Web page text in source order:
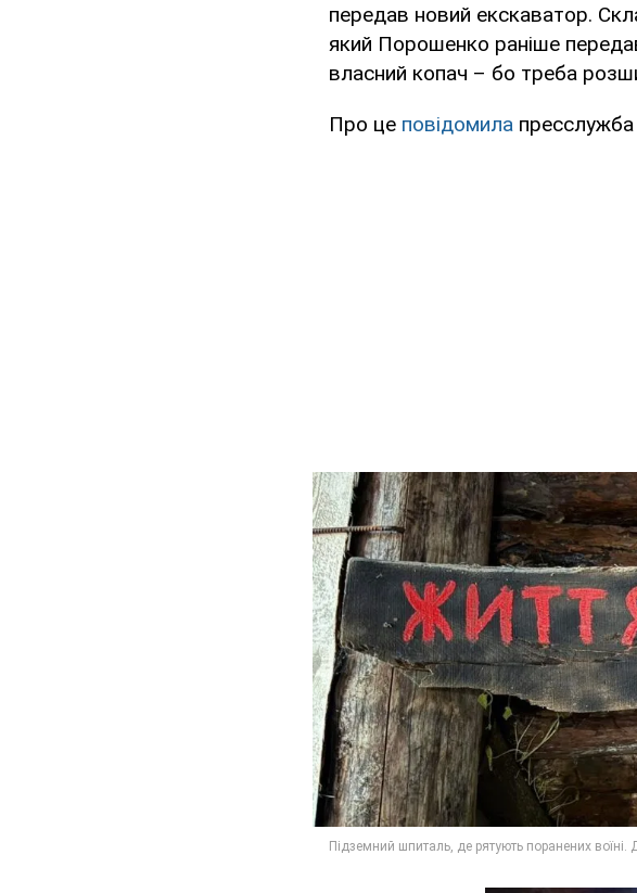
передав новий екскаватор.
який Порошенко раніше
власний копач – бо треба
Про це повідомила пресслужба